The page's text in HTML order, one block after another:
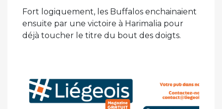
Fort logiquement, les Buffalos enchainaient
ensuite par une victoire à Harimalia pour
déjà toucher le titre du bout des doigts.